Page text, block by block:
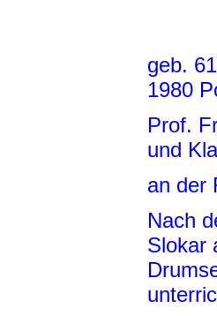
geb.
1980
Prof.
und
an der
Nach
Slokar